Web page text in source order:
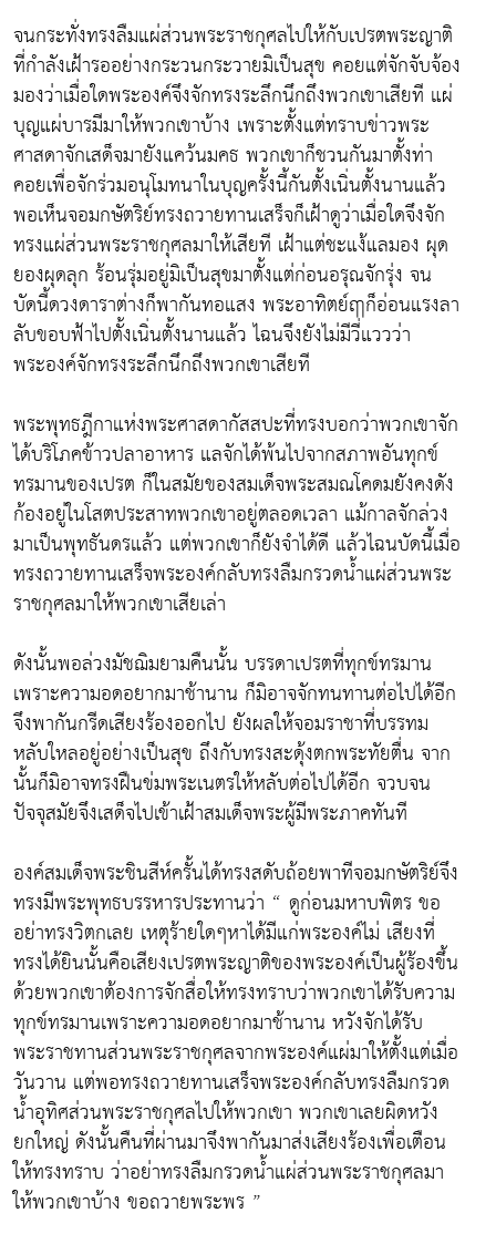
จนกระทั่งทรงลืมแผ่ส่วนพระราชกุศลไปให้กับเปรตพระญาติ
ที่กำลังเฝ้ารออย่างกระวนกระวายมิเป็นสุข คอยแต่จักจับจ้อง
มองว่าเมื่อใดพระองค์จึงจักทรงระลึกนึกถึงพวกเขาเสียที แผ่
บุญแผ่บารมีมาให้พวกเขาบ้าง เพราะตั้งแต่ทราบข่าวพระ
ศาสดาจักเสด็จมายังแคว้นมคธ พวกเขาก็ชวนกันมาตั้งท่า
คอยเพื่อจักร่วมอนุโมทนาในบุญครั้งนี้กันตั้งเนิ่นตั้งนานแล้ว
พอเห็นจอมกษัตริย์ทรงถวายทานเสร็จก็เฝ้าดูว่าเมื่อใดจึงจัก
ทรงแผ่ส่วนพระราชกุศลมาให้เสียที เฝ้าแต่ชะแง้แลมอง ผุด
ยองผุดลุก ร้อนรุ่มอยู่มิเป็นสุขมาตั้งแต่ก่อนอรุณจักรุ่ง จน
บัดนี้ดวงดาราต่างก็พากันทอแสง พระอาทิตย์ฤาก็อ่อนแรงลา
ลับขอบฟ้าไปตั้งเนิ่นตั้งนานแล้ว ไฉนจึงยังไม่มีวี่แววว่า
พระองค์จักทรงระลึกนึกถึงพวกเขาเสียที
พระพุทธฎีกาแห่งพระศาสดากัสสปะที่ทรงบอกว่าพวกเขาจัก
ได้บริโภคข้าวปลาอาหาร แลจักได้พ้นไปจากสภาพอันทุกข์
ทรมานของเปรต ก็ในสมัยของสมเด็จพระสมณโคดมยังคงดัง
ก้องอยู่ในโสตประสาทพวกเขาอยู่ตลอดเวลา แม้กาลจักล่วง
มาเป็นพุทธันดรแล้ว แต่พวกเขาก็ยังจำได้ดี แล้วไฉนบัดนี้เมื่อ
ทรงถวายทานเสร็จพระองค์กลับทรงลืมกรวดน้ำแผ่ส่วนพระ
ราชกุศลมาให้พวกเขาเสียเล่า
ดังนั้นพอล่วงมัชฌิมยามคืนนั้น บรรดาเปรตที่ทุกข์ทรมาน
เพราะความอดอยากมาช้านาน ก็มิอาจจักทนทานต่อไปได้อีก
จึงพากันกรีดเสียงร้องออกไป ยังผลให้จอมราชาที่บรรทม
หลับใหลอยู่อย่างเป็นสุข ถึงกับทรงสะดุ้งตกพระทัยตื่น จาก
นั้นก็มิอาจทรงฝืนข่มพระเนตรให้หลับต่อไปได้อีก จวบจน
ปัจจุสมัยจึงเสด็จไปเข้าเฝ้าสมเด็จพระผู้มีพระภาคทันที
องค์สมเด็จพระชินสีห์ครั้นได้ทรงสดับถ้อยพาทีจอมกษัตริย์จึง
ทรงมีพระพุทธบรรหารประทานว่า “ ดูก่อนมหาบพิตร ขอ
อย่าทรงวิตกเลย เหตุร้ายใดๆหาได้มีแก่พระองค์ไม่ เสียงที่
ทรงได้ยินนั้นคือเสียงเปรตพระญาติของพระองค์เป็นผู้ร้องขึ้น
ด้วยพวกเขาต้องการจักสื่อให้ทรงทราบว่าพวกเขาได้รับความ
ทุกข์ทรมานเพราะความอดอยากมาช้านาน หวังจักได้รับ
พระราชทานส่วนพระราชกุศลจากพระองค์แผ่มาให้ตั้งแต่เมื่อ
วันวาน แต่พอทรงถวายทานเสร็จพระองค์กลับทรงลืมกรวด
น้ำอุทิศส่วนพระราชกุศลไปให้พวกเขา พวกเขาเลยผิดหวัง
ยกใหญ่ ดังนั้นคืนที่ผ่านมาจึงพากันมาส่งเสียงร้องเพื่อเตือน
ให้ทรงทราบ ว่าอย่าทรงลืมกรวดน้ำแผ่ส่วนพระราชกุศลมา
ให้พวกเขาบ้าง ขอถวายพระพร ”